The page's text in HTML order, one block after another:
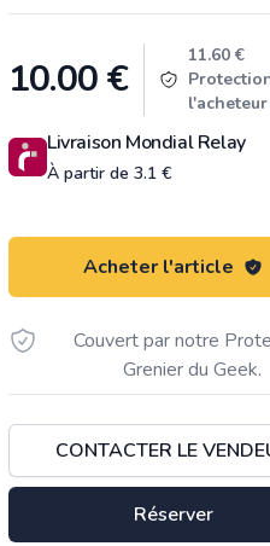
10.00€
11.60 €
Livraison Mondial Relay
À partir de 3.1 €
Acheter l'article
Couvert par notre
Grenier du Geek.
CONTACTER LE
Réserver